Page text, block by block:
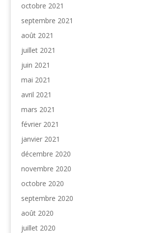
octobre 2021
septembre 2021
août 2021
juillet 2021
juin 2021
mai 2021
avril 2021
mars 2021
février 2021
janvier 2021
décembre 2020
novembre 2020
octobre 2020
septembre 2020
août 2020
juillet 2020